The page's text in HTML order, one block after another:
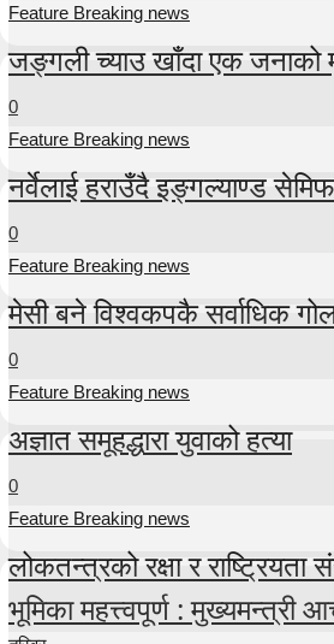
Feature Breaking news
जङ्गली च्याउ खाँदा एक जनाको
0
Feature Breaking news
नर्वेलाई हराउँदै इङ्गल्याण्ड
0
Feature Breaking news
मेसी बने विश्वकपकै सर्वाधिक
0
Feature Breaking news
अज्ञात समूहद्धारा युवाको हत्या
0
Feature Breaking news
लोकतन्त्रको रक्षा र राष्ट्रियता
भूमिका महत्त्वपूर्ण : मुख्यमन्त्री